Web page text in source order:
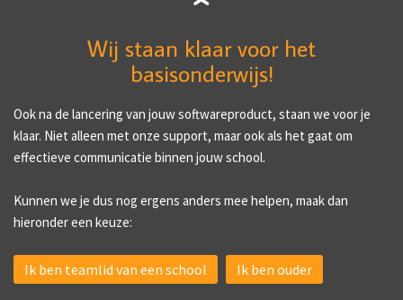
Wij staan klaar voor het
basisonderwijs!
Ook na de lancering van jouw softwareproduct, staan we voor je
klaar. Niet alleen met onze support, maar ook als het gaat om
effectieve communicatie binnen jouw school.
Kunnen we je dus nog ergens anders mee helpen, maak dan
hieronder een keuze:
Ik ben teamlid van een school Ik ben ouder